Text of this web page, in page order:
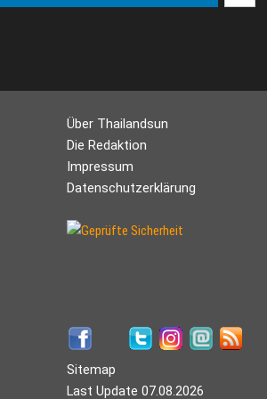
Über Thailandsun
Die Redaktion
Impressum
Datenschutzerklärung
Sitemap
Last Update 07.08.2026